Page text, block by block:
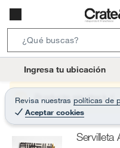
t
Ingresa tu ubicación
Revisa nuestras políticas de
Aceptar cookies
Producto sin stock :(
Servilleta